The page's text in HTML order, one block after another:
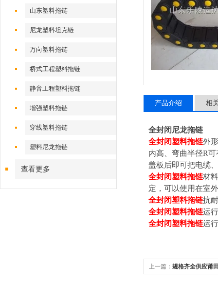
山东塑料拖链
尼龙塑料坦克链
万向塑料拖链
桥式工程塑料拖链
静音工程塑料拖链
增强塑料拖链
穿线塑料拖链
塑料尼龙拖链
查看更多
产品介绍 相
全封闭尼龙拖链
全封闭塑料拖链外
内高、弯曲半径R
盖板后即可把电缆
全封闭塑料拖链材
定，可以使用在室
全封闭塑料拖链抗
全封闭塑料拖链运
全封闭塑料拖链运
上一篇： 规格齐全供应莆